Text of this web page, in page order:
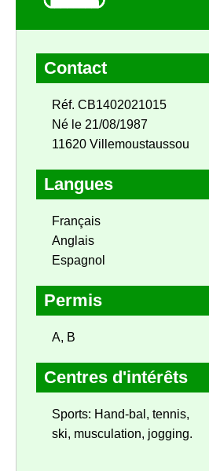
Contact
Réf. CB1402021015
Né le 21/08/1987
11620 Villemoustaussou
Langues
Français
Anglais
Espagnol
Permis
A, B
Centres d'intérêts
Sports: Hand-bal, tennis,
ski, musculation, jogging.